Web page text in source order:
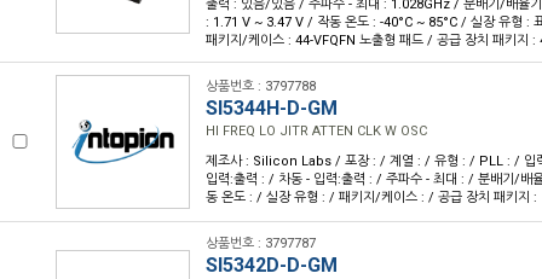
출력 : 있음/있음 / 주파수 - 최대 : 1.028GHz / 분배기/배율
: 1.71 V ~ 3.47 V / 작동 온도 : -40°C ~ 85°C / 실장 유형 :
패키지/케이스 : 44-VFQFN 노출형 패드 / 공급 장치 패키지 :
상품번호 : 3797788
SI5344H-D-GM
HI FREQ LO JITR ATTEN CLK W OSC
제조사 : Silicon Labs / 포장 : / 계열 : / 유형 : / PLL : / 입
입력:출력 : / 차동 - 입력:출력 : / 주파수 - 최대 : / 분배기/배
동 온도 : / 실장 유형 : / 패키지/케이스 : / 공급 장치 패키지 :
상품번호 : 3797787
SI5342D-D-GM